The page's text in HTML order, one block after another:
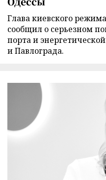
Глава киевского
сообщил о серьезном
порта и
и Павлограда.